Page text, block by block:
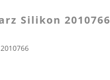
Silikon 2010766